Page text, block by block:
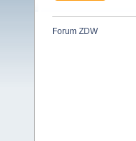
Forum ZDW